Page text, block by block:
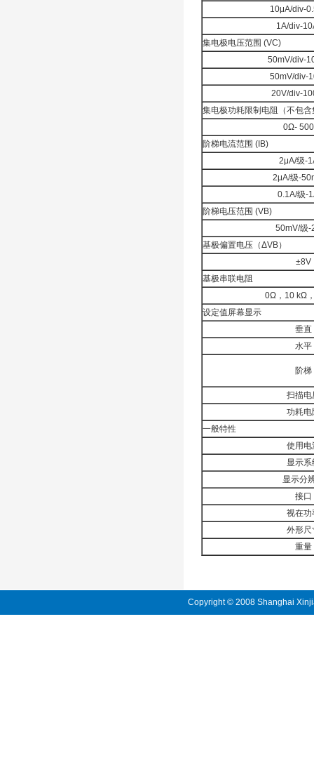
10μA/div-
1A/div-
集电极电压范围 (VC)
50mV/div-
50mV/div-
20V/div-
集电极功耗限制电阻（不包
0Ω-
阶梯电流范围 (IB)
2μA/级-
2μA/级-
0.1A/级-
阶梯电压范围 (VB)
50mV/级-
基极偏置电压（ΔVB）
±8V
基极串联电阻
0Ω，10 kΩ
设定值屏幕显示
垂直
水平
阶梯
扫描电
功耗电
一般特性
使用电
显示系
显示分
接口
视在功
外形尺
重量
Copyright © 2008 Shanghai